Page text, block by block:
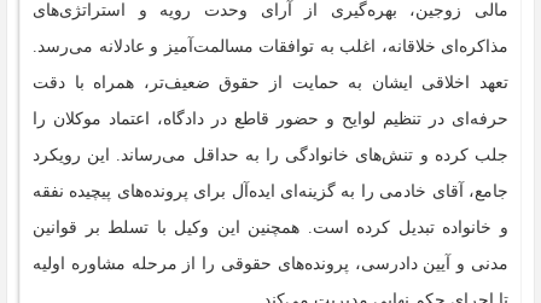
مالی زوجین، بهره‌گیری از آرای وحدت رویه و استراتژی‌های
مذاکره‌ای خلاقانه، اغلب به توافقات مسالمت‌آمیز و عادلانه می‌رسد.
تعهد اخلاقی ایشان به حمایت از حقوق ضعیف‌تر، همراه با دقت
حرفه‌ای در تنظیم لوایح و حضور قاطع در دادگاه، اعتماد موکلان را
جلب کرده و تنش‌های خانوادگی را به حداقل می‌رساند. این رویکرد
جامع، آقای خادمی را به گزینه‌ای ایده‌آل برای پرونده‌های پیچیده نفقه
و خانواده تبدیل کرده است. همچنین این وکیل با تسلط بر قوانین
مدنی و آیین دادرسی، پرونده‌های حقوقی را از مرحله مشاوره اولیه